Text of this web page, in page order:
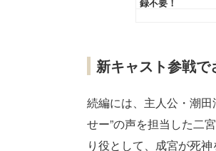
新キャスト参戦で
続編には、主人公・潮
せー”の声を担当した二
り役として、成宮が死